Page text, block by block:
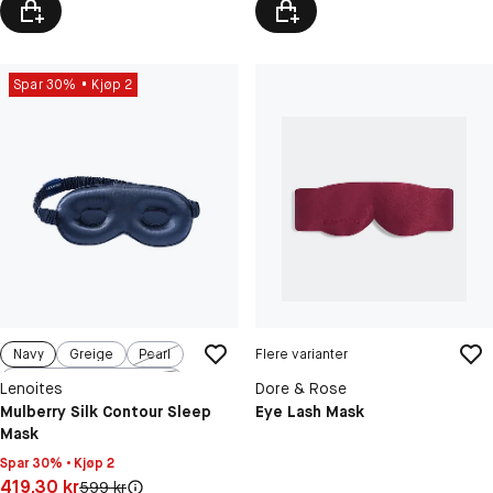
Spar 30% Kjøp 2
Navy Greige
Pearl
Lenoites
Mulberry Silk Contour Sleep
Mask
Spar 30% • Kjøp 2
Pris: 419,30 kr
419,30 krOriginal pris:
599 kr
Flere varianter
Dore & Rose
Eye Lash Mask